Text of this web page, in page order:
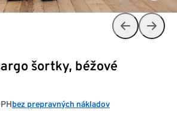
šortky, béžové
bez prepravných nákladov